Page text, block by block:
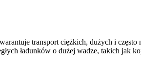
transport ciężkich, dużych i
ładunków o dużej wadze, takich jak